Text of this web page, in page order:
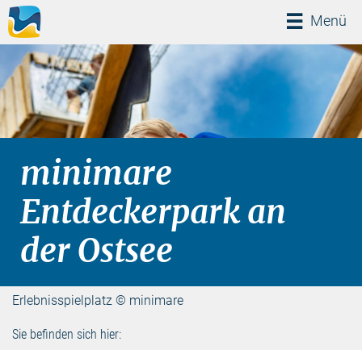
Menü
Menü
Erlebnisspielplatz © minimare
minimare
Entdeckerpark an
der Ostsee
Sie befinden sich hier: